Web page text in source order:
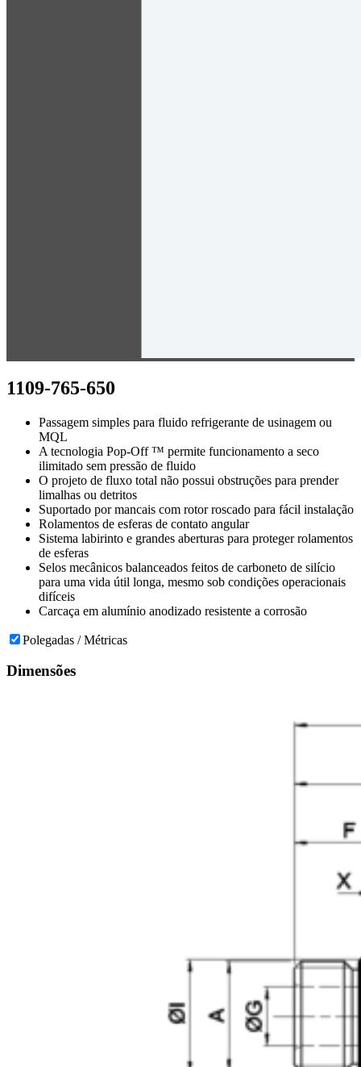
1109-765-650
Passagem simples para fluido refrigerante de usinagem ou
MQL
A tecnologia Pop-Off ™ permite funcionamento a seco
ilimitado sem pressão de fluido
O projeto de fluxo total não possui obstruções para prender
limalhas ou detritos
Suportado por mancais com rotor roscado para fácil instalação
Rolamentos de esferas de contato angular
Sistema labirinto e grandes aberturas para proteger rolamentos
de esferas
Selos mecânicos balanceados feitos de carboneto de silício
para uma vida útil longa, mesmo sob condições operacionais
difíceis
Carcaça em alumínio anodizado resistente a corrosão
Polegadas / Métricas
Dimensões